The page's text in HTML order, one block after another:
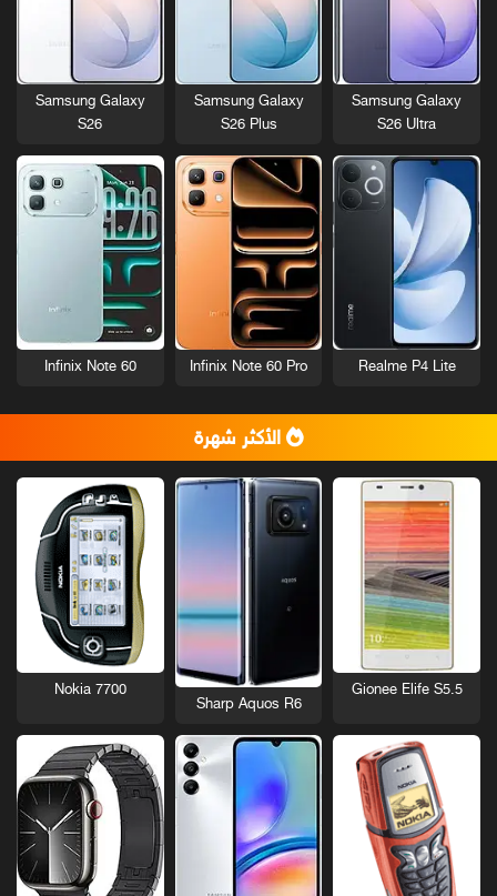
Samsung Galaxy
S26 Ultra
Samsung Galaxy
S26 Plus
Samsung Galaxy
S26
Realme P4 Lite
Infinix Note 60 Pro
Infinix Note 60
الأكثر شهرة
Gionee Elife S5.5
Sharp Aquos R6
Nokia 7700